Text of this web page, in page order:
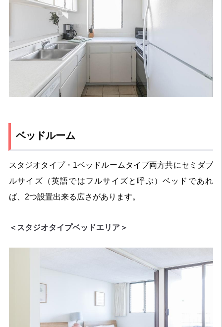
ベッドルーム
スタジオタイプ・1ベッドルームタイプ両方共にセミダブ
ルサイズ（英語ではフルサイズと呼ぶ）ベッドであれ
ば、2つ設置出来る広さがあります。
＜スタジオタイプベッドエリア＞